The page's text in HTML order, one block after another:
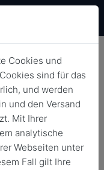
matters
Cookies und
sind für das
und werden
und den Versand
Mit Ihrer
analytische
Webseiten unter
Fall gilt Ihre